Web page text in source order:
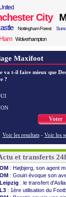
City
Nottingham Forest
Wolverhampton
Maxifoot
va t-il faire mieux que
?
Voter
Voir les resultats - Voir les
et transferts
OM : Højbjerg, son agent
OM : Gouiri évoque son
Leipzig : le transfert
L3 : 1ère utilisation du